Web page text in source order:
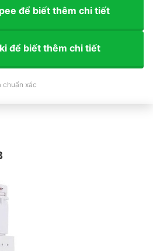
để biết thêm chi tiết
để biết thêm chi tiết
chuẩn xác